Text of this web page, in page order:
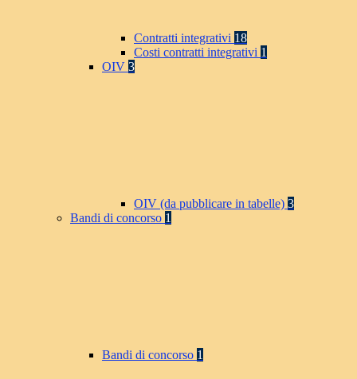
Contratti integrativi 18
Costi contratti integrativi 1
OIV 3
OIV (da pubblicare in tabelle) 3
Bandi di concorso 1
Bandi di concorso 1